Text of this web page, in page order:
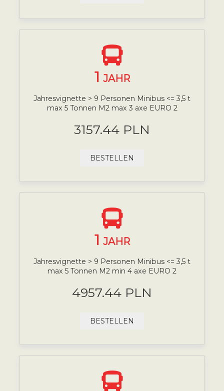
1 JAHR
Jahresvignette > 9 Personen Minibus <= 3,5 t
max 5 Tonnen M2 max 3 axe EURO 2
3157.44 PLN
BESTELLEN
1 JAHR
Jahresvignette > 9 Personen Minibus <= 3,5 t
max 5 Tonnen M2 min 4 axe EURO 2
4957.44 PLN
BESTELLEN